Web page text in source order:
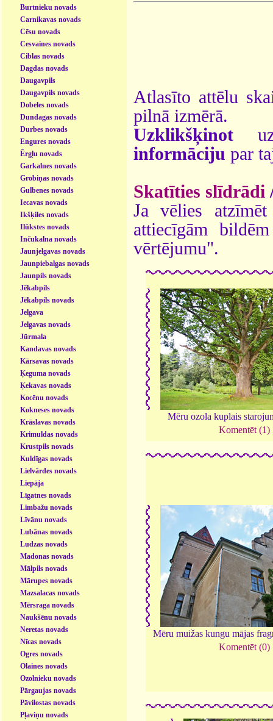
Burtnieku novads
Carnikavas novads
Cēsu novads
Cesvaines novads
Ciblas novads
Dagdas novads
Daugavpils
Daugavpils novads
Dobeles novads
Dundagas novads
Durbes novads
Engures novads
Ērgļu novads
Garkalnes novads
Grobiņas novads
Gulbenes novads
Iecavas novads
Ikšķiles novads
Ilūkstes novads
Inčukalna novads
Jaunjelgavas novads
Jaunpiebalgas novads
Jaunpils novads
Jēkabpils
Jēkabpils novads
Jelgava
Jelgavas novads
Jūrmala
Kandavas novads
Kārsavas novads
Ķeguma novads
Ķekavas novads
Kocēnu novads
Kokneses novads
Krāslavas novads
Krimuldas novads
Krustpils novads
Kuldīgas novads
Lielvārdes novads
Liepāja
Līgatnes novads
Limbažu novads
Līvānu novads
Lubānas novads
Ludzas novads
Madonas novads
Mālpils novads
Mārupes novads
Mazsalacas novads
Mērsraga novads
Naukšēnu novads
Neretas novads
Nīcas novads
Ogres novads
Olaines novads
Ozolnieku novads
Pārgaujas novads
Pāvilostas novads
Pļaviņu novads
Atlasīto attēlu
pilnā izmērā.
Uzklikšķinot
informāciju par
Skatīties slīdrādi
Ja vēlies
attiecīgām
vērtējumu".
Mēru ozola kuplais
Komentēt (1)
Mēru muižas kungu mājas
Komentēt (0)